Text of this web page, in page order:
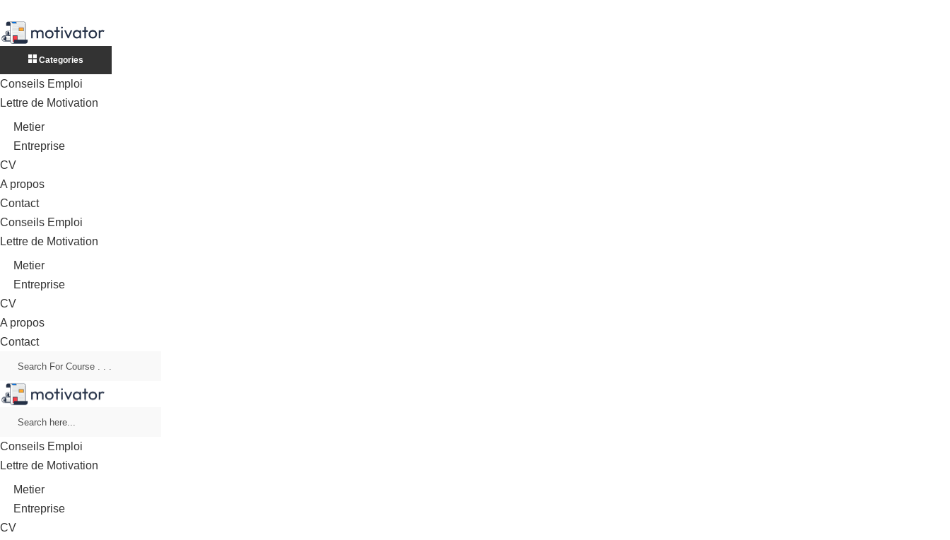
Categories
Conseils Emploi
Lettre de Motivation
Metier
Entreprise
CV
A propos
Contact
Conseils Emploi
Lettre de Motivation
Metier
Entreprise
CV
A propos
Contact
Conseils Emploi
Lettre de Motivation
Metier
Entreprise
CV